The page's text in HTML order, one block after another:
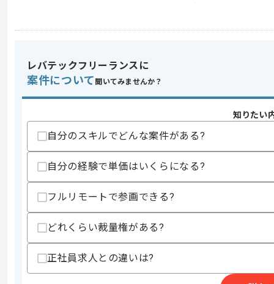
この案件のポイント
特徴
スキル
求めるスキル
・企画、ビジネスサイドなどと折衝し
・Apache Solr、Elasticsearchなどの全
歓迎スキル
・Webアプリケーションの開発、運用経
・分散処理、冗長化、監視、セキュリ
・大規模で高可用性が求められるシス
・OSSへのコントリビュートやOSSの
・パフォーマンス改善や負荷対策の知識
・技術面での育成、教育経験
レバテックフリーランスに
案件について 聞いてみませんか？
知りたい
自分のスキルでどんな案件がある?
自分の経験で単価はいくらになる?
フルリモートで参画できる?
どれくらい裁量権がある?
正社員求人との違いは?